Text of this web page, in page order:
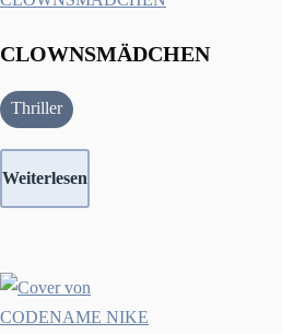
CLOWNSMÄDCHEN
Thriller
Weiterlesen